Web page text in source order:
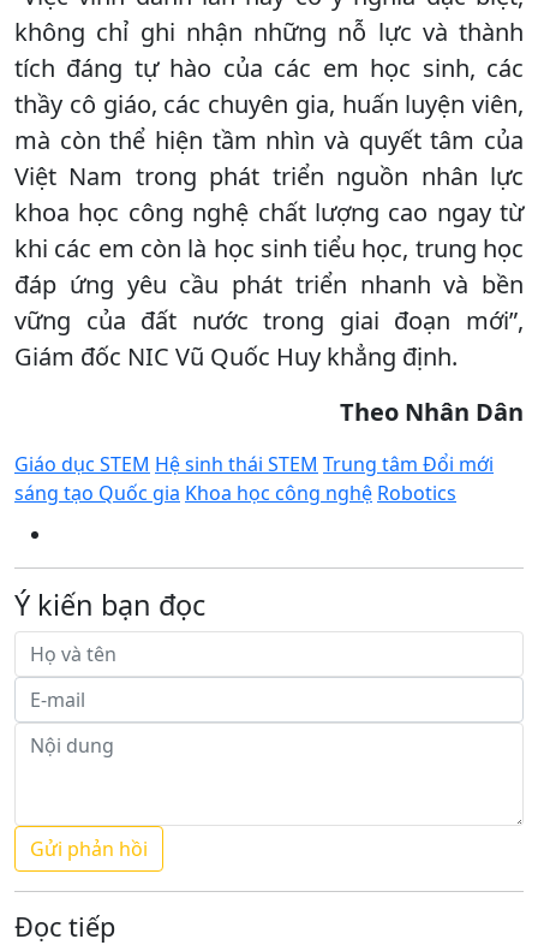
không chỉ ghi nhận những nỗ lực và thành
tích đáng tự hào của các em học sinh, các
thầy cô giáo, các chuyên gia, huấn luyện viên,
mà còn thể hiện tầm nhìn và quyết tâm của
Việt Nam trong phát triển nguồn nhân lực
khoa học công nghệ chất lượng cao ngay từ
khi các em còn là học sinh tiểu học, trung học
đáp ứng yêu cầu phát triển nhanh và bền
vững của đất nước trong giai đoạn mới”,
Giám đốc NIC Vũ Quốc Huy khẳng định.
Theo Nhân Dân
Giáo dục STEM Hệ sinh thái STEM Trung tâm Đổi mới
sáng tạo Quốc gia Khoa học công nghệ Robotics
Ý kiến bạn đọc
Đọc tiếp